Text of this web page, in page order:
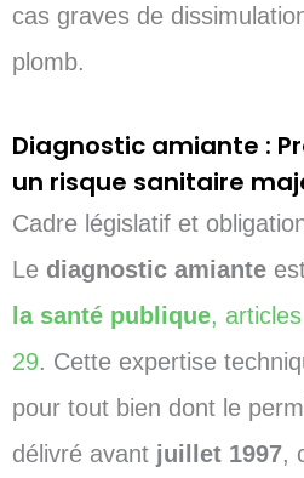
cas graves de
plomb.
Diagnostic amiante :
un risque sanitaire
Cadre législatif et
Le diagnostic amiante
la santé publique,
29. Cette expertise
pour tout bien dont le
délivré avant juillet 1997,